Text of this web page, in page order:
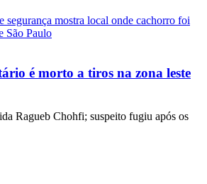
é morto a tiros na zona leste
Ragueb Chohfi; suspeito fugiu após os